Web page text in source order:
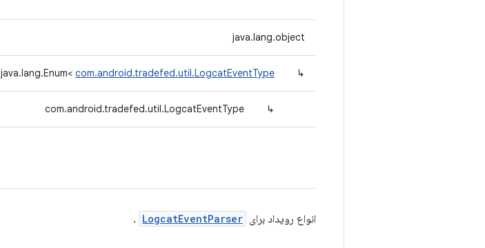
java.lang.object
↳
java.lang.Enum< com.android.tradefed.util.LogcatEventType
↳
com.android.tradefed.util.LogcatEventType
انواع رویداد برای LogcatEventParser
.